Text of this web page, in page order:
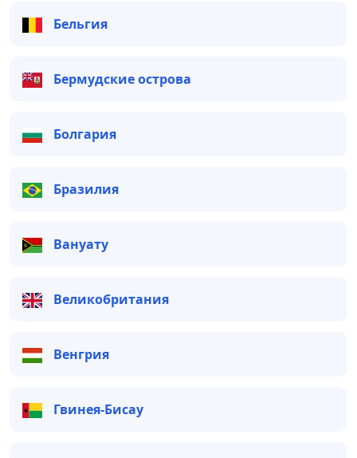
Бельгия
Бермудские острова
Болгария
Бразилия
Вануату
Великобритания
Венгрия
Гвинея-Бисау